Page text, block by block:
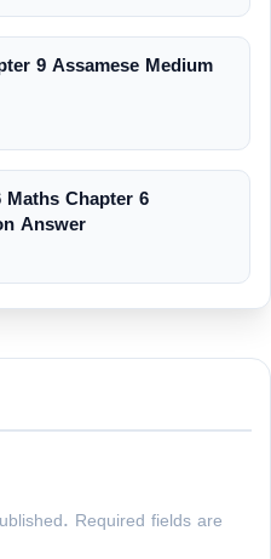
9 Assamese Medium
Maths Chapter 6
Answer
Required fields are